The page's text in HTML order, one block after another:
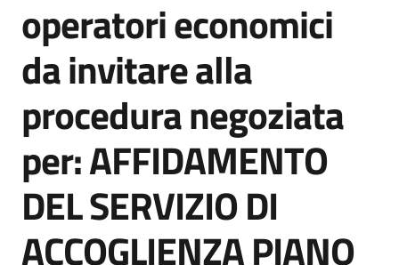
site
Seguici
operatori economici
da invitare alla
procedura negoziata
per: AFFIDAMENTO
DEL SERVIZIO DI
ACCOGLIENZA PIANO